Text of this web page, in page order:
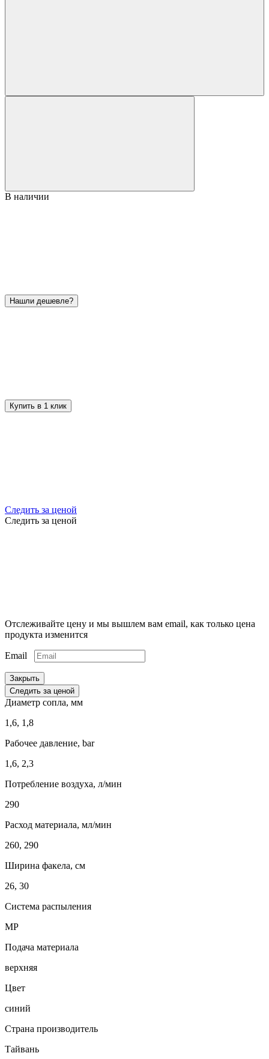
В наличии
Нашли дешевле?
Купить в 1 клик
Следить за ценой
Следить за ценой
Отслеживайте цену и мы вышлем вам email, как только цена
продукта изменится
Email
Закрыть
Следить за ценой
Диаметр сопла, мм
1,6, 1,8
Рабочее давление, bar
1,6, 2,3
Потребление воздуха, л/мин
290
Расход материала, мл/мин
260, 290
Ширина факела, см
26, 30
Система распыления
MP
Подача материала
верхняя
Цвет
синий
Страна производитель
Тайвань